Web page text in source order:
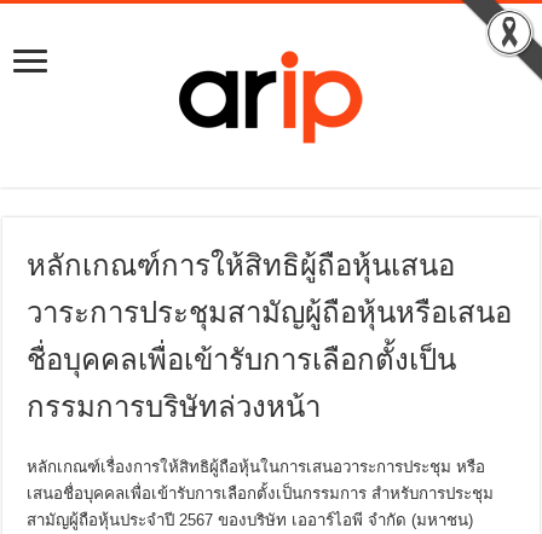
หลักเกณฑ์การให้สิทธิผู้ถือหุ้นเสนอ
วาระการประชุมสามัญผู้ถือหุ้นหรือเสนอ
ชื่อบุคคลเพื่อเข้ารับการเลือกตั้งเป็น
กรรมการบริษัทล่วงหน้า
หลักเกณฑ์เรื่องการให้สิทธิผู้ถือหุ้นในการเสนอวาระการประชุม หรือ
เสนอชื่อบุคคลเพื่อเข้ารับการเลือกตั้งเป็นกรรมการ สำหรับการประชุม
สามัญผู้ถือหุ้นประจำปี 2567 ของบริษัท เออาร์ไอพี จำกัด (มหาชน)